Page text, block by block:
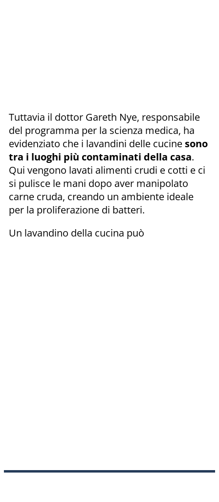
Tuttavia il dottor Gareth Nye, responsabile
del programma per la scienza medica, ha
evidenziato che i lavandini delle cucine sono
tra i luoghi più contaminati della casa.
Qui vengono lavati alimenti crudi e cotti e ci
si pulisce le mani dopo aver manipolato
carne cruda, creando un ambiente ideale
per la proliferazione di batteri.
Un lavandino della cucina può